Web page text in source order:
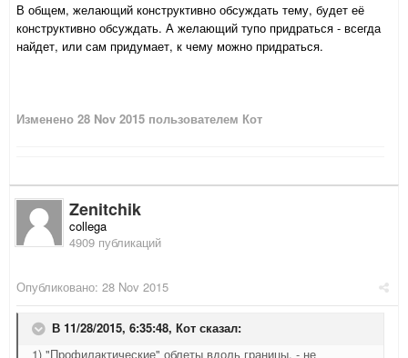
В общем, желающий конструктивно обсуждать тему, будет её
конструктивно обсуждать. А желающий тупо придраться - всегда
найдет, или сам придумает, к чему можно придраться.
Изменено 28 Nov 2015 пользователем Кот
Zenitchik
collega
4909 публикаций
Опубликовано: 28 Nov 2015
В 11/28/2015, 6:35:48, Кот сказал:
1) "Профилактические" облеты вдоль границы, - не